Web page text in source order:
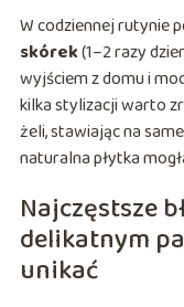
W codziennej rutynie
skórek(1–2 razy
wyjściem z domu i
kilka stylizacji warto
żeli, stawiając na
naturalna płytka
Najczęstsze
delikatnym
unikać